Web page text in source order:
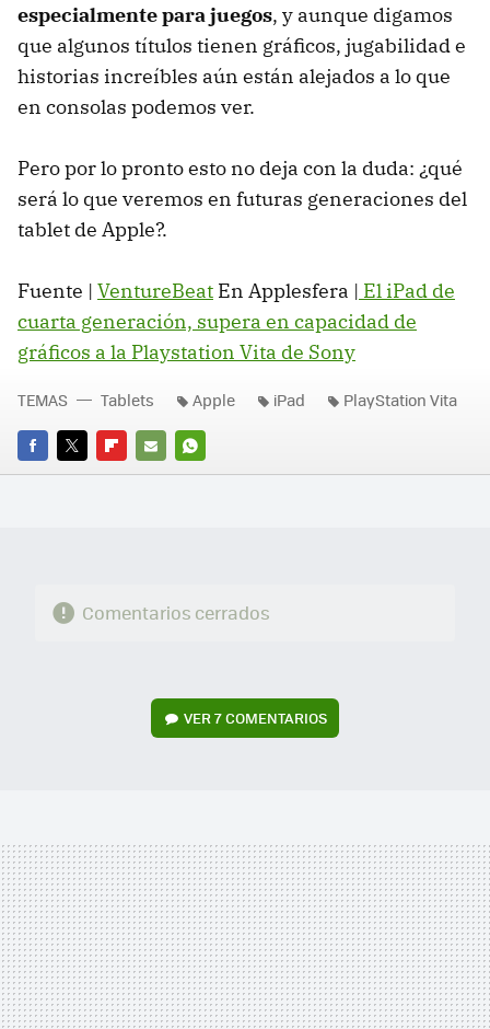
especialmente para juegos, y aunque digamos
que algunos títulos tienen gráficos, jugabilidad e
historias increíbles aún están alejados a lo que
en consolas podemos ver.
Pero por lo pronto esto no deja con la duda: ¿qué
será lo que veremos en futuras generaciones del
tablet de Apple?.
Fuente | VentureBeat En Applesfera | El iPad de
cuarta generación, supera en capacidad de
gráficos a la Playstation Vita de Sony
FACEBOOK
TWITTERFLIPBOARD
E-
WHATSAPP
TEMAS Tablets Apple iPad PlayStation Vita
Comentarios cerrados
VER7 COMENTARIOS